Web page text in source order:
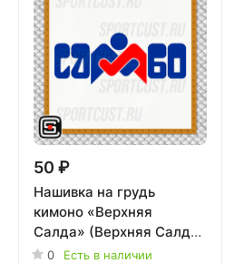
50 ₽
Нашивка на грудь
кимоно «Верхняя
Салда» (Верхняя Салда)
001w
0 Есть в наличии